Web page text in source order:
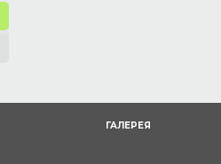
ГАЛЕРЕЯ